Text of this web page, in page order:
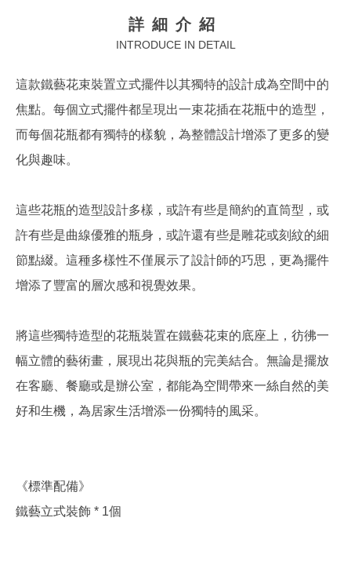
詳細介紹
INTRODUCE IN DETAIL
這款鐵藝花束裝置立式擺件以其獨特的設計成為空間中的
焦點。每個立式擺件都呈現出一束花插在花瓶中的造型，
而每個花瓶都有獨特的樣貌，為整體設計增添了更多的變
化與趣味。
這些花瓶的造型設計多樣，或許有些是簡約的直筒型，或
許有些是曲線優雅的瓶身，或許還有些是雕花或刻紋的細
節點綴。這種多樣性不僅展示了設計師的巧思，更為擺件
增添了豐富的層次感和視覺效果。
將這些獨特造型的花瓶裝置在鐵藝花束的底座上，彷彿一
幅立體的藝術畫，展現出花與瓶的完美結合。無論是擺放
在客廳、餐廳或是辦公室，都能為空間帶來一絲自然的美
好和生機，為居家生活增添一份獨特的風采。
《標準配備》
鐵藝立式裝飾 * 1個